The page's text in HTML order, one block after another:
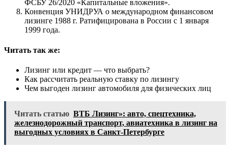
ФСБУ 26/2020 «Капитальные вложения».
Конвенция УНИДРУА о международном финансовом
лизинге 1988 г. Ратифицирована в России с 1 января
1999 года.
Читать так же:
Лизинг или кредит — что выбрать?
Как рассчитать реальную ставку по лизингу
Чем выгоден лизинг автомобиля для физических лиц
Читать статью ВТБ Лизинг»: авто, спецтехника,
железнодорожный транспорт, авиатехника в лизинг на
выгодных условиях в Санкт-Петербурге